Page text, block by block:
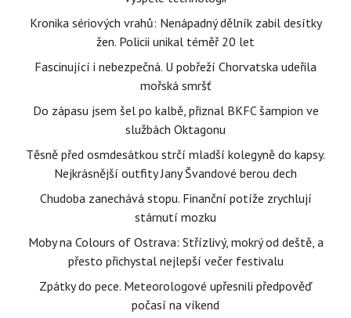
Kronika sériových vrahů: Nenápadný dělník zabil desítky
žen. Policii unikal téměř 20 let
Fascinující i nebezpečná. U pobřeží Chorvatska udeřila
mořská smršť
Do zápasu jsem šel po kalbě, přiznal BKFC šampion ve
službách Oktagonu
Těsně před osmdesátkou strčí mladší kolegyně do kapsy.
Nejkrásnější outfity Jany Švandové berou dech
Chudoba zanechává stopu. Finanční potíže zrychlují
stárnutí mozku
Moby na Colours of Ostrava: Střízlivý, mokrý od deště, a
přesto přichystal nejlepší večer festivalu
Zpátky do pece. Meteorologové upřesnili předpověď
počasí na víkend